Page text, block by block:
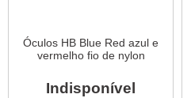
Óculos HB Blue Red azul e
vermelho fio de nylon
Indisponível